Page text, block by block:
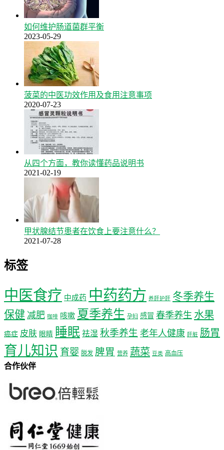
如何维护肠道菌群平衡
2023-05-29
菠菜的中医功效作用及食用注意事项
2020-07-23
从四个方面，教你读懂药品说明书
2021-02-19
甲状腺结节患者在饮食上要注意什么？
2021-07-28
标签
中医食疗 中成药 中药药方 养肝护肝 冬季养生
保健 减肥 咖啡 咳嗽 夏季养生 孕妇 感冒 春季养生 水果
癌症 皮肤 眼睛 睡眠 祛湿 秋季养生 老年人健康 肝脏 肠胃
育儿知识 育婴 脱发 脾胃 营养 蔬菜 豆类 高血压
合作伙伴